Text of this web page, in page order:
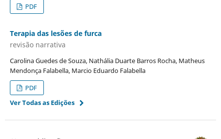
PDF
Terapia das lesões de furca
revisão narrativa
Carolina Guedes de Souza, Nathália Duarte Barros Rocha, Matheus
Mendonça Falabella, Marcio Eduardo Falabella
PDF
Ver Todas as Edições